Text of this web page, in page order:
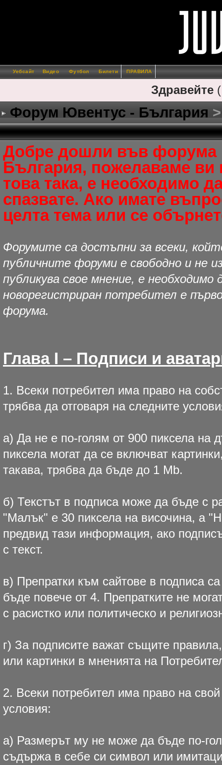
Уебсайт Видео Футбол Билети ПРАВИЛА
Здравейте
Форум Ювентус - България
Добре дошли във форумa
България, пожелаваме ви
това така, е необходимо
спазвате. Ако имате
целта тема или се
Форумите са достъпни за всеки,
публичните форуми е свободно и не
публикува свое мнение, е
новорегистриран потребител е
форума.
Глава I – Подписи и
1. Всеки потребител има право на
трябва да отговаря на следните
а) Да не е по-голям от 900 пиксела на
пиксела могат да се включват
такава, трябва да бъде до 1 Mb.
б) Текстът в подписа може да бъде с
"Малък" е 30 пиксела на височина, а
предвид тази информация, ако
с текст.
в) Препратки към сайтове в подписа
бъде повече от 4. Препратките не
с расистко или политическо и
г) За подписите важат същите
или картинки в мненията на
2. Всеки потребител има право на
условия:
а) Размерът му не може да бъде по-
съдържа в себе си символ или